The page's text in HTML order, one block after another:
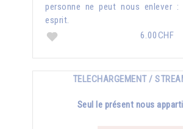
personne ne peut nous enlever :
esprit.
6.00CHF
TELECHARGEMENT /
Seul le présent nous